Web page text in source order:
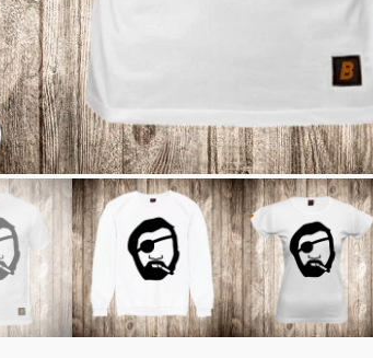
Click to enlarge